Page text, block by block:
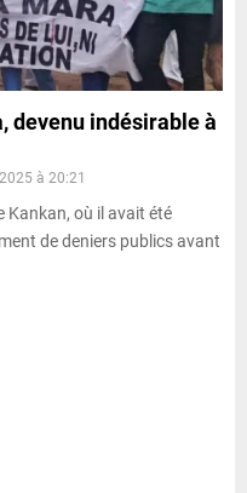
devenu indésirable à
à 20:21
Kankan, où il avait été
de deniers publics avant